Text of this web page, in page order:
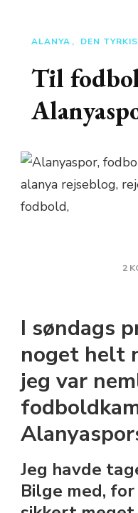
ALANYA DEN
Til
2
I søndags
noget helt
jeg var
Jeg havde
Bilge med,